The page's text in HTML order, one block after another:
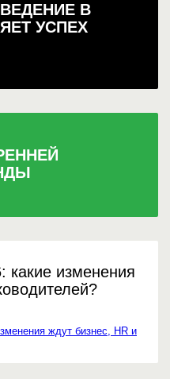
В
УСПЕХ
какие изменения